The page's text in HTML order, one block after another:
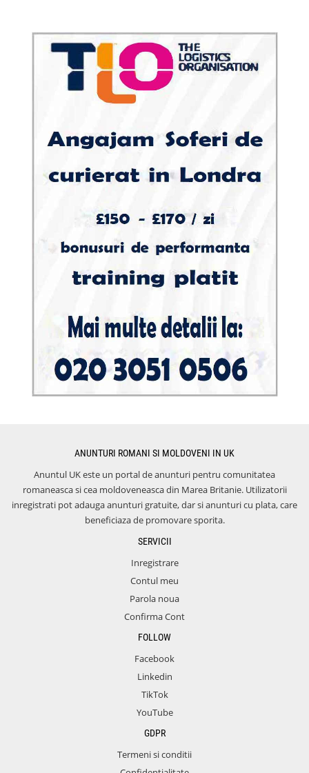
ANUNTURI ROMANI SI MOLDOVENI IN UK
Anuntul UK este un portal de anunturi pentru comunitatea
romaneasca si cea moldoveneasca din Marea Britanie. Utilizatorii
inregistrati pot adauga anunturi gratuite, dar si anunturi cu plata, care
beneficiaza de promovare sporita.
SERVICII
Inregistrare
Contul meu
Parola noua
Confirma Cont
FOLLOW
Facebook
Linkedin
TikTok
YouTube
GDPR
Termeni si conditii